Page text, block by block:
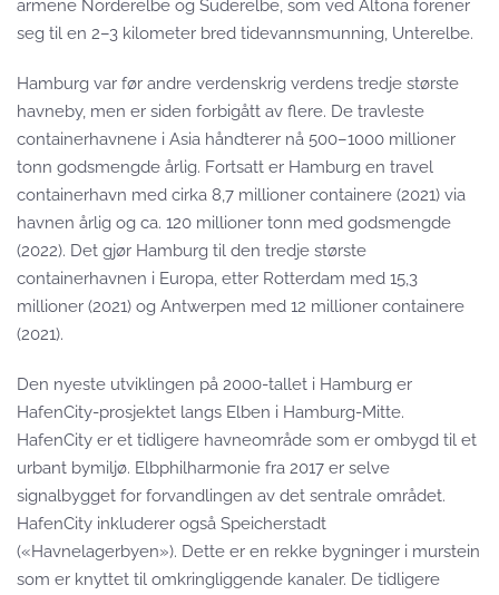
armene Norderelbe og Süderelbe, som ved Altona forener
seg til en 2–3 kilometer bred tidevannsmunning, Unterelbe.
Hamburg var før andre verdenskrig verdens tredje største
havneby, men er siden forbigått av flere. De travleste
containerhavnene i Asia håndterer nå 500–1000 millioner
tonn godsmengde årlig. Fortsatt er Hamburg en travel
containerhavn med cirka 8,7 millioner containere (2021) via
havnen årlig og ca. 120 millioner tonn med godsmengde
(2022). Det gjør Hamburg til den tredje største
containerhavnen i Europa, etter Rotterdam med 15,3
millioner (2021) og Antwerpen med 12 millioner containere
(2021).
Den nyeste utviklingen på 2000-tallet i Hamburg er
HafenCity-prosjektet langs Elben i Hamburg-Mitte.
HafenCity er et tidligere havneområde som er ombygd til et
urbant bymiljø. Elbphilharmonie fra 2017 er selve
signalbygget for forvandlingen av det sentrale området.
HafenCity inkluderer også Speicherstadt
(«Havnelagerbyen»). Dette er en rekke bygninger i murstein
som er knyttet til omkringliggende kanaler. De tidligere